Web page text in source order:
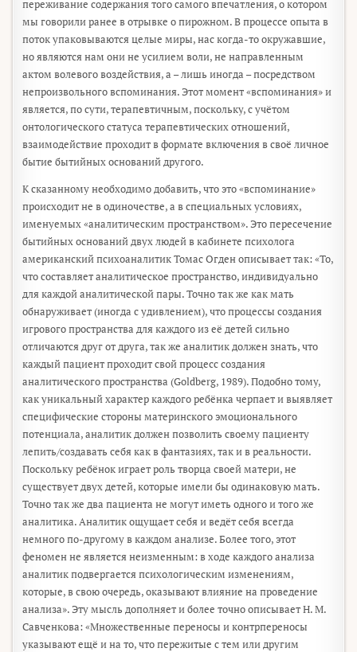
переживание содержания того самого впечатления, о котором
мы говорили ранее в отрывке о пирожном. В процессе опыта в
поток упаковываются целые миры, нас когда-то окружавшие,
но являются нам они не усилием воли, не направленным
актом волевого воздействия, а – лишь иногда – посредством
непроизвольного вспоминания. Этот момент «вспоминания» и
является, по сути, терапевтичным, поскольку, с учётом
онтологического статуса терапевтических отношений,
взаимодействие проходит в формате включения в своё личное
бытие бытийных оснований другого.
К сказанному необходимо добавить, что это «вспоминание»
происходит не в одиночестве, а в специальных условиях,
именуемых «аналитическим пространством». Это пересечение
бытийных оснований двух людей в кабинете психолога
американский психоаналитик Томас Огден описывает так: «То,
что составляет аналитическое пространство, индивидуально
для каждой аналитической пары. Точно так же как мать
обнаруживает (иногда с удивлением), что процессы создания
игрового пространства для каждого из её детей сильно
отличаются друг от друга, так же аналитик должен знать, что
каждый пациент проходит свой процесс создания
аналитического пространства (Goldberg, 1989). Подобно тому,
как уникальный характер каждого ребёнка черпает и выявляет
специфические стороны материнского эмоционального
потенциала, аналитик должен позволить своему пациенту
лепить/создавать себя как в фантазиях, так и в реальности.
Поскольку ребёнок играет роль творца своей матери, не
существует двух детей, которые имели бы одинаковую мать.
Точно так же два пациента не могут иметь одного и того же
аналитика. Аналитик ощущает себя и ведёт себя всегда
немного по-другому в каждом анализе. Более того, этот
феномен не является неизменным: в ходе каждого анализа
аналитик подвергается психологическим изменениям,
которые, в свою очередь, оказывают влияние на проведение
анализа». Эту мысль дополняет и более точно описывает Н. М.
Савченкова: «Множественные переносы и контрпереносы
указывают ещё и на то, что пережитые с тем или другим